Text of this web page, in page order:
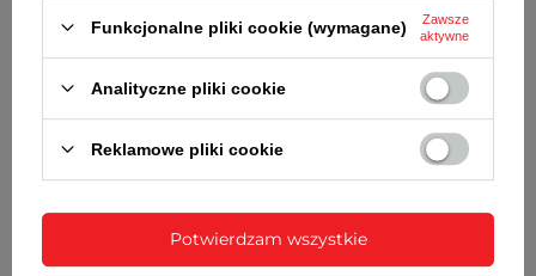
w godzinach nocnych dźwięk jest wyłączony
(pierwsze bicie jest o 6 rano, ostatnie o 22)
ZASILANIE
4 baterie typu AA (LR6) - w zestawie (1 bateria
do mechanizmu zegara, 1 do wahadła, 2 do
Funkcjonalne pliki cookie (wymagane)
Zawsze
aktywne
Analityczne pliki cookie
Reklamowe pliki cookie
Potwierdzam wszystkie